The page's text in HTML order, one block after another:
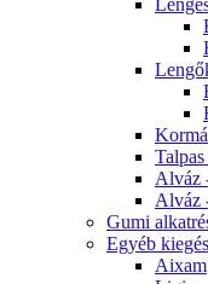
Alváz
Alváz
Gumi
Egyéb
Aixam